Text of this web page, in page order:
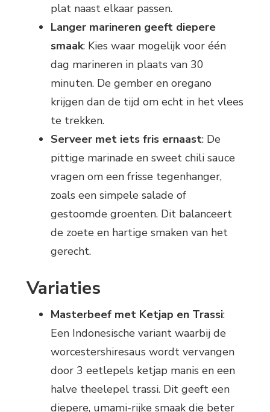
plat naast elkaar passen.
Langer marineren geeft diepere
smaak: Kies waar mogelijk voor één
dag marineren in plaats van 30
minuten. De gember en oregano
krijgen dan de tijd om echt in het vlees
te trekken.
Serveer met iets fris ernaast: De
pittige marinade en sweet chili sauce
vragen om een frisse tegenhanger,
zoals een simpele salade of
gestoomde groenten. Dit balanceert
de zoete en hartige smaken van het
gerecht.
Variaties
Masterbeef met Ketjap en Trassi:
Een Indonesische variant waarbij de
worcestershiresaus wordt vervangen
door 3 eetlepels ketjap manis en een
halve theelepel trassi. Dit geeft een
diepere, umami-rijke smaak die beter